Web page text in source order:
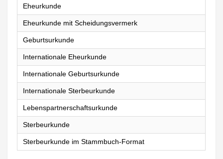
Eheurkunde
Eheurkunde mit Scheidungsvermerk
Geburtsurkunde
Internationale Eheurkunde
Internationale Geburtsurkunde
Internationale Sterbeurkunde
Lebenspartnerschaftsurkunde
Sterbeurkunde
Sterbeurkunde im Stammbuch-Format